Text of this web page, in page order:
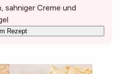
sahniger Creme und
Rezept